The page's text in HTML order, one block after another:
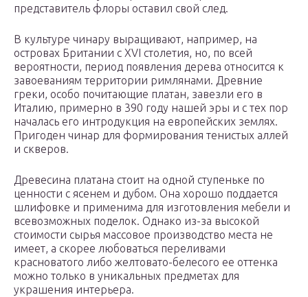
представитель флоры оставил свой след.
В культуре чинару выращивают, например, на
островах Британии с XVI столетия, но, по всей
вероятности, период появления дерева относится к
завоеваниям территории римлянами. Древние
греки, особо почитающие платан, завезли его в
Италию, примерно в 390 году нашей эры и с тех пор
началась его интродукция на европейских землях.
Пригоден чинар для формирования тенистых аллей
и скверов.
Древесина платана стоит на одной ступеньке по
ценности с ясенем и дубом. Она хорошо поддается
шлифовке и применима для изготовления мебели и
всевозможных поделок. Однако из-за высокой
стоимости сырья массовое производство места не
имеет, а скорее любоваться переливами
красноватого либо желтовато-белесого ее оттенка
можно только в уникальных предметах для
украшения интерьера.